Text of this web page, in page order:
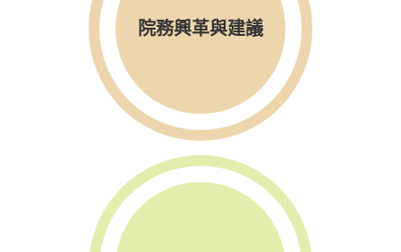
院務興革與建議